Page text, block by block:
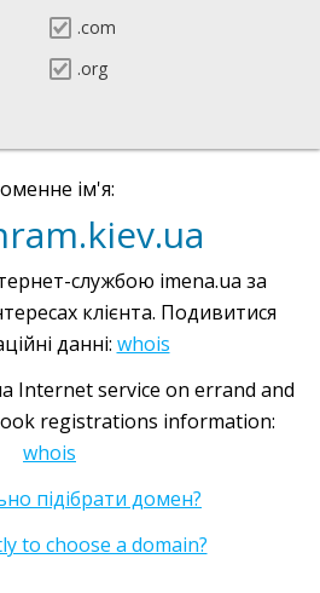
.com
.org
ім'я:
службою imena.ua за
клієнта. Подивитися
данні: whois
Internet service on errand and
registrations information:
whois
підібрати домен?
to choose a domain?